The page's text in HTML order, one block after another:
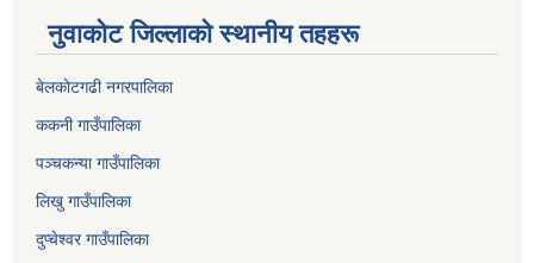
नुवाकाेट जिल्लाकाे स्थानीय तहहरू
बेलकाेटगढी नगरपालिका
ककनी गाउँपालिका
पञ्चकन्या गाउँपालिका
लिखु गाउँपालिका
दुप्चेश्वर गाउँपालिका